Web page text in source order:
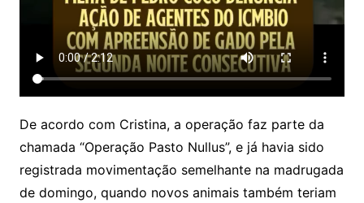
De acordo com Cristina, a operação faz parte da
chamada “Operação Pasto Nullus”, e já havia sido
registrada movimentação semelhante na madrugada
de domingo, quando novos animais também teriam